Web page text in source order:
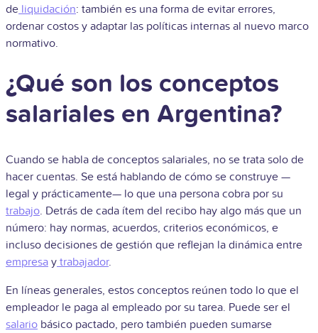
de liquidación: también es una forma de evitar errores,
ordenar costos y adaptar las políticas internas al nuevo marco
normativo.
¿Qué son los conceptos
salariales en Argentina?
Cuando se habla de conceptos salariales, no se trata solo de
hacer cuentas. Se está hablando de cómo se construye —
legal y prácticamente— lo que una persona cobra por su
trabajo. Detrás de cada ítem del recibo hay algo más que un
número: hay normas, acuerdos, criterios económicos, e
incluso decisiones de gestión que reflejan la dinámica entre
empresa y trabajador.
En líneas generales, estos conceptos reúnen todo lo que el
empleador le paga al empleado por su tarea. Puede ser el
salario básico pactado, pero también pueden sumarse